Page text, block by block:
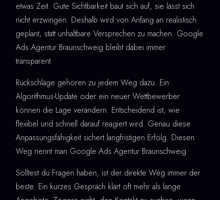
etwas Zeit. Gute Sichtbarkeit baut sich auf, sie lässt sich
nicht erzwingen. Deshalb wird von Anfang an realistisch
geplant, statt unhaltbare Versprechen zu machen. Google
Ads Agentur Braunschweig bleibt dabei immer
transparent.
Rückschläge gehören zu jedem Weg dazu. Ein
Algorithmus-Update oder ein neuer Wettbewerber
können die Lage verändern. Entscheidend ist, wie
flexibel und schnell darauf reagiert wird. Genau diese
Anpassungsfähigkeit sichert langfristigen Erfolg. Diesen
Weg nennt man Google Ads Agentur Braunschweig.
Solltest du Fragen haben, ist der direkte Weg immer der
beste. Ein kurzes Gespräch klärt oft mehr als lange